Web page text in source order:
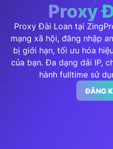
Proxy
Proxy Đài Loan tại
mạng xã hội, đăng nhập
bị giới hạn, tối ưu hóa
của bạn. Đa dạng dải IP,
hành fulltime sử
ĐĂNG